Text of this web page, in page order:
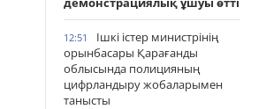
12:51
Ішкі істер министрінің
орынбасары Қарағанды
облысында полицияның
цифрландыру жобаларымен
танысты